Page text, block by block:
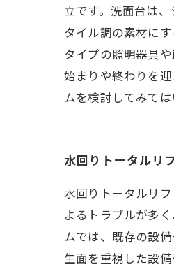
立です。洗面台は
タイル調の素材に
タイプの照明器具
始まりや終わりを
ムを検討してみては
水回りトータルリ
水回りトータルリ
よるトラブルが多
ムでは、既存の設
生面を重視した設